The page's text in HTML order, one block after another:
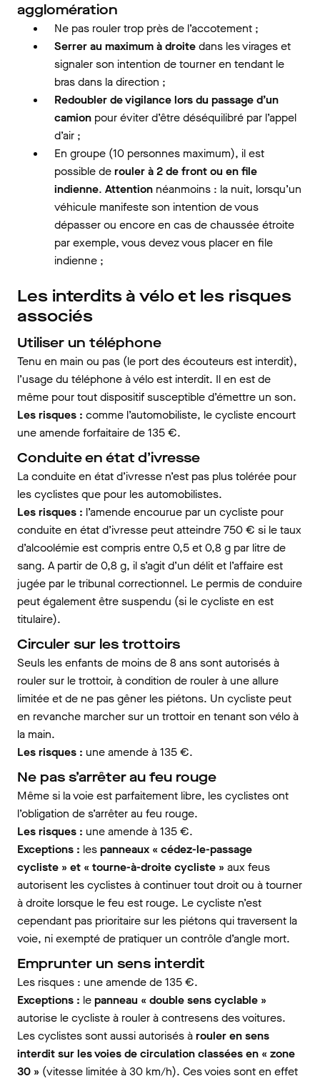
agglomération
Ne pas rouler trop près de l’accotement ;
Serrer au maximum à droitedans les virages et
signaler son intention de tourner en tendant le
bras dans la direction ;
Redoubler de vigilance lors du passage d’un
camion pour éviter d’être déséquilibré par l’appel
d’air ;
En groupe (10 personnes maximum), il est
possible derouler à 2 de front ou en file
indienne. Attention néanmoins : la nuit, lorsqu’un
véhicule manifeste son intention de vous
dépasser ou encore en cas de chaussée étroite
par exemple, vous devez vous placer en file
indienne ;
Les interdits à vélo et les risques
associés
Utiliser un téléphone
Tenu en main ou pas (le port des écouteurs est interdit),
l’usage du téléphone à vélo est interdit. Il en est de
même pour tout dispositif susceptible d’émettre un son.
Les risques : comme l’automobiliste, le cycliste encourt
une amende forfaitaire de 135 €.
Conduite en état d’ivresse
La conduite en état d’ivresse n’est pas plus tolérée pour
les cyclistes que pour les automobilistes.
Les risques : l’amende encourue par un cycliste pour
conduite en état d’ivresse peut atteindre 750 € si le taux
d’alcoolémie est compris entre 0,5 et 0,8 g par litre de
sang. A partir de 0,8 g, il s’agit d’un délit et l’affaire est
jugée par le tribunal correctionnel. Le permis de conduire
peut également être suspendu (si le cycliste en est
titulaire).
Circuler sur les trottoirs
Seuls les enfants de moins de 8 ans sont autorisés à
rouler sur le trottoir, à condition de rouler à une allure
limitée et de ne pas gêner les piétons. Un cycliste peut
en revanche marcher sur un trottoir en tenant son vélo à
la main.
Les risques : une amende à 135 €.
Ne pas s’arrêter au feu rouge
Même si la voie est parfaitement libre, les cyclistes ont
l’obligation de s’arrêter au feu rouge.
Les risques : une amende à 135 €.
Exceptions : lespanneaux « cédez-le-passage
cycliste » et « tourne-à-droite cycliste » aux feus
autorisent les cyclistes à continuer tout droit ou à tourner
à droite lorsque le feu est rouge. Le cycliste n’est
cependant pas prioritaire sur les piétons qui traversent la
voie, ni exempté de pratiquer un contrôle d’angle mort.
Emprunter un sens interdit
Les risques : une amende de 135 €.
Exceptions : lepanneau « double sens cyclable »
autorise le cycliste à rouler à contresens des voitures.
Les cyclistes sont aussi autorisés àrouler en sens
interdit sur les voies de circulation classées en « zone
30 » (vitesse limitée à 30 km/h). Ces voies sont en effet